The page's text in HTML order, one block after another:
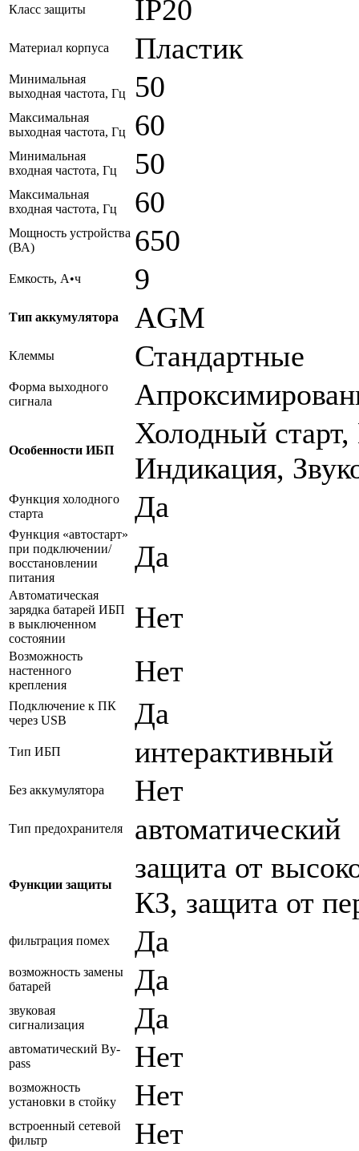
Класс защиты IP20
Материал корпуса Пластик
Минимальная
выходная частота, Гц
50
Максимальная
выходная частота, Гц
60
Минимальная
входная частота, Гц
50
Максимальная
входная частота, Гц
60
Мощность устройства
(ВА)
650
Емкость, А•ч 9
Тип аккумулятора AGM
Клеммы Стандартные
Форма выходного
сигнала
Особенности ИБП
Холодный
Индикация,
Функция холодного
старта
Да
Функция «автостарт»
при подключении/
восстановлении
питания
Да
Автоматическая
зарядка батарей ИБП
в выключенном
состоянии
Нет
Возможность
настенного
крепления
Нет
Подключение к ПК
через USB
Да
Тип ИБП интерактивный
Без аккумулятора Нет
Тип предохранителя автоматический
Функции защиты
защита от
КЗ, защита от
фильтрация помех Да
возможность замены
батарей
Да
звуковая
сигнализация
Да
автоматический By-
pass
Нет
возможность
установки в стойку
Нет
встроенный сетевой
фильтр
Нет